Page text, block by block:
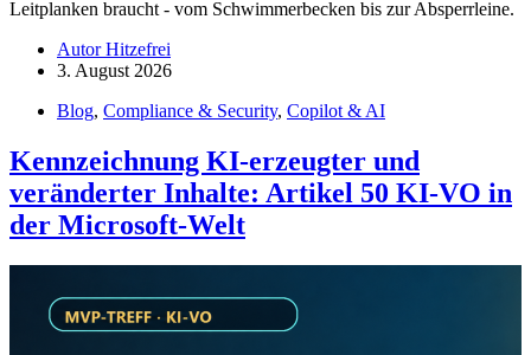
Leitplanken braucht - vom Schwimmerbecken bis zur Absperrleine.
Autor Hitzefrei
3. August 2026
Blog, Compliance & Security, Copilot & AI
Kennzeichnung KI-erzeugter und
veränderter Inhalte: Artikel 50 KI-VO in
der Microsoft-Welt